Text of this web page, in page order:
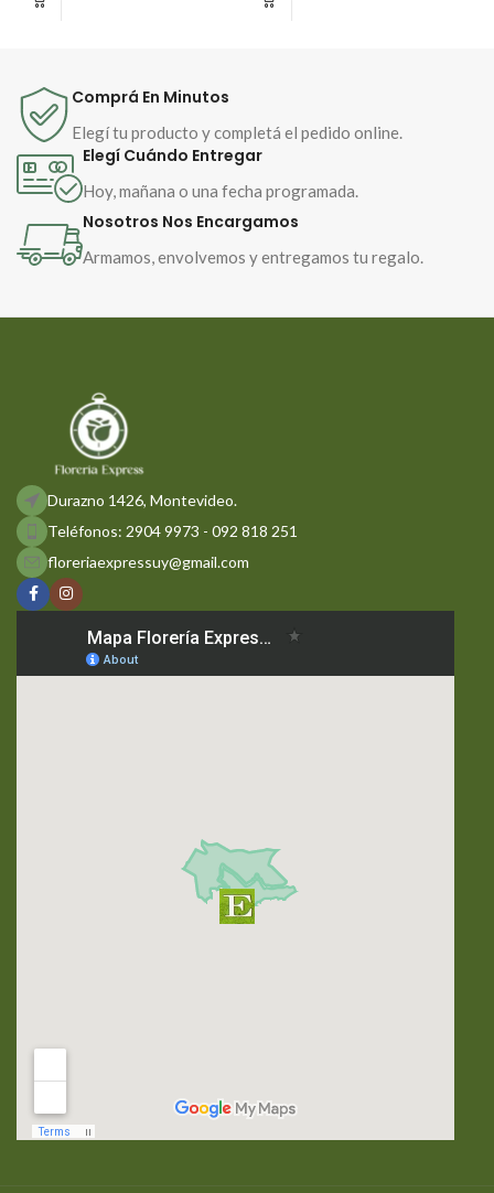
y elegante. Las rosas simbolizan
base.
Comprá En Minutos
Elegí tu producto y completá el pedido online.
Elegí Cuándo Entregar
Hoy, mañana o una fecha programada.
Nosotros Nos Encargamos
Armamos, envolvemos y entregamos tu regalo.
Durazno 1426, Montevideo.
Teléfonos: 2904 9973 - 092 818 251
floreriaexpressuy@gmail.com